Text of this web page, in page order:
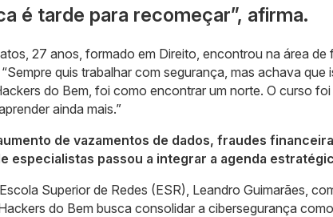
é tarde para recomeçar”, afirma.
27 anos, formado em Direito, encontrou na área
quis trabalhar com segurança, mas achava
do Bem, foi como encontrar um norte. O curso
ainda mais.”
de vazamentos de dados, fraudes
especialistas passou a integrar a agenda
Superior de Redes (ESR), Leandro Guimarães,
do Bem busca consolidar a cibersegurança